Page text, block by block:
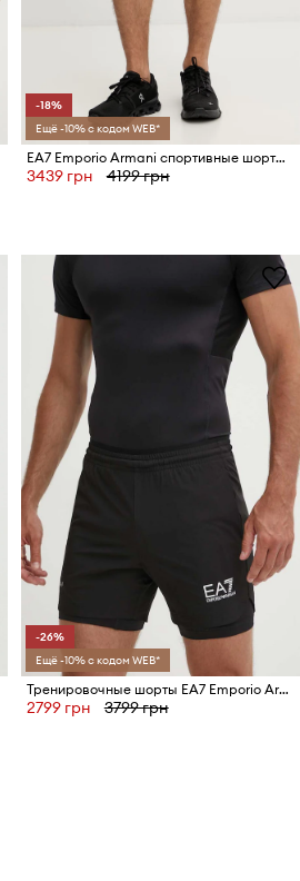
-18%
Ещё -10% с кодом WEB*
EA7 Emporio Armani спортивные шорты для мужчин с хлопком
3439 грн 4199 грн
-26%
Ещё -10% с кодом WEB*
Тренировочные шорты EA7 Emporio Armani
2799 грн 3799 грн